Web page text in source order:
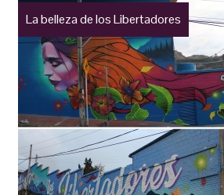
La belleza de los Libertadores